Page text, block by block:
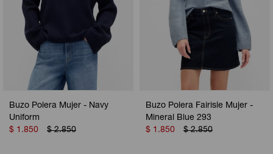
Buzo Polera Mujer - Navy
Uniform
$ 1.850 $ 2.850
Buzo Polera Fairisle Mujer -
Mineral Blue 293
$ 1.850 $ 2.850